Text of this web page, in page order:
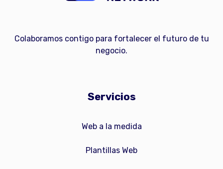
Colaboramos contigo para fortalecer el futuro de tu
negocio.
Servicios
Web a la medida
Plantillas Web